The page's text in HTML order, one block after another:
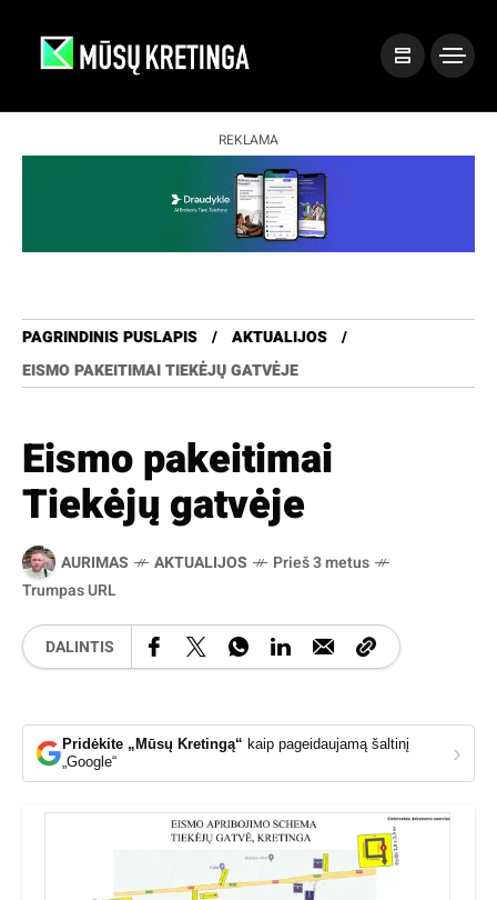
REKLAMA
PAGRINDINIS PUSLAPIS
AKTUALIJOS
EISMO PAKEITIMAI TIEKĖJŲ GATVĖJE
Eismo pakeitimai
Tiekėjų gatvėje
AURIMAS AKTUALIJOS
Prieš 3 metus
Trumpas URL
DALINTIS
Pridėkite „Mūsų Kretingą“ kaip pageidaujamą šaltinį
„Google“
›